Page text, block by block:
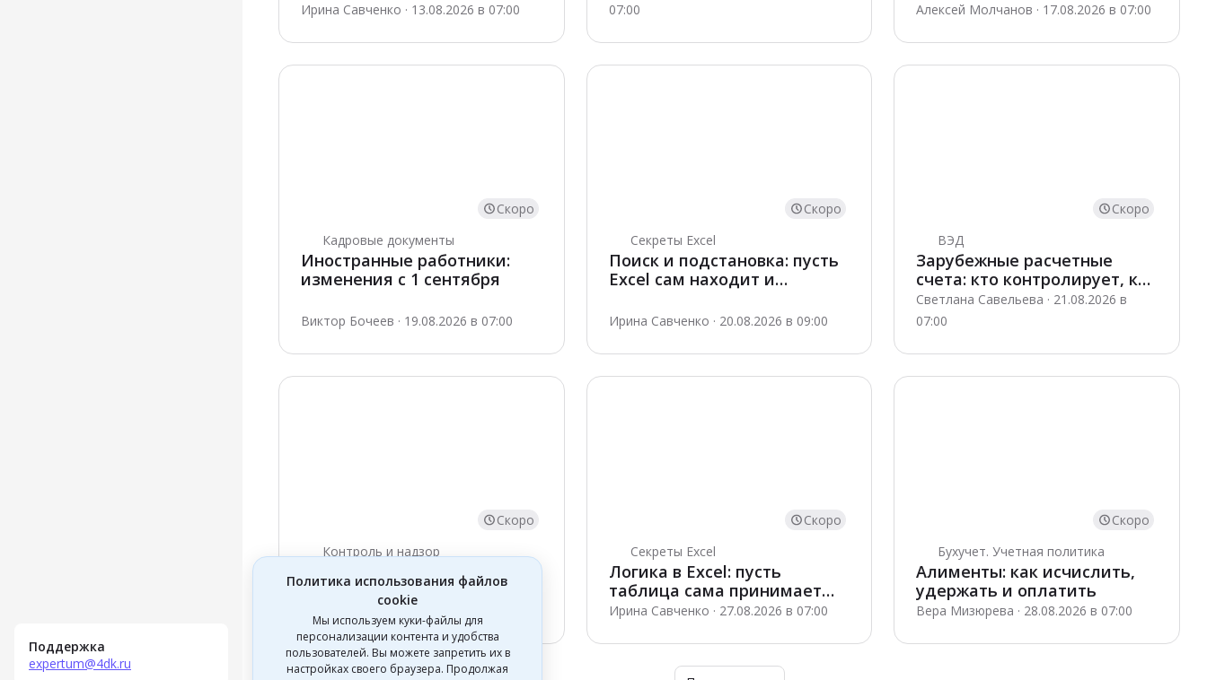
Поддержка
expertum@4dk.ru
Ирина Савченко · 13.08.2026 в 07:00
07:00
Алексей Молчанов · 17.08.2026 в 07:00
Скоро
Кадровые документы
Иностранные работники:
изменения с 1 сентября
Виктор Бочеев · 19.08.2026 в 07:00
Скоро
Секреты Excel
Поиск и подстановка: пусть
Excel сам находит и
Ирина Савченко · 20.08.2026 в 09:00
Скоро
ВЭД
Зарубежные расчетные
счета: кто контролирует, как
открыть и отчитаться
Светлана Савельева · 21.08.2026 в
07:00
Скоро
Контроль и надзор
платформенная занятость:
ФНС меняет подход к
контролю
Скоро
Секреты Excel
Логика в Excel: пусть
таблица сама принимает
решения
Ирина Савченко · 27.08.2026 в 07:00
Скоро
Бухучет. Учетная политика
Алименты: как исчислить,
удержать и оплатить
Вера Мизюрева · 28.08.2026 в 07:00
Политика использования файлов
cookie
Мы используем куки-файлы для
персонализации контента и удобства
пользователей. Вы можете запретить их в
настройках своего браузера. Продолжая